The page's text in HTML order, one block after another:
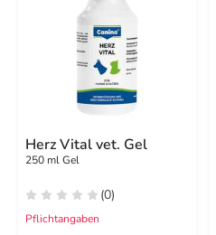
Herz Vital vet. Gel
250 ml Gel
(0)
Pflichtangaben